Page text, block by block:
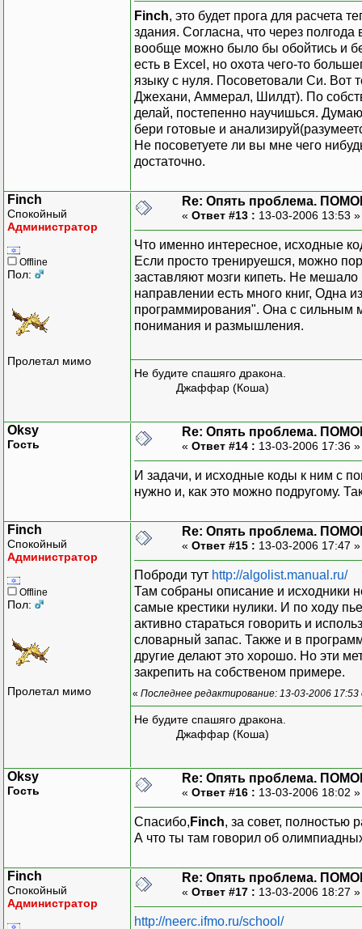
Finch, это будет прога для расчета
здания. Согласна, что через
вообще можно было бы обойтись и
есть в Excel, но охота чего-то
языку с нуля. Посоветовали Си. Вот
Джехани, Аммерал, Шилдт). По
делай, постепенно научишься.
бери готовые и
Не посоветуете ли вы мне чего
достаточно.
Finch
Спокойный
Администратор
Offline
Пол:
Пролетал мимо
Re: Опять проблема.
« Ответ #13 : 13-03-2006 13:53
Что именно интересное, исходные
Если просто тренируешся, можно
заставляют мозги кипеть. Не
направлении есть много книг, Одна
программирования". Она с сильным
понимания и размышления.
Не будите спашяго дракона.
Джаффар (Коша)
Oksy
Гость
Re: Опять проблема.
« Ответ #14 : 13-03-2006 17:36
И задачи, и исходные коды к ним с
нужно и, как это можно подругому.
Finch
Спокойный
Администратор
Offline
Пол:
Пролетал мимо
Re: Опять проблема.
« Ответ #15 : 13-03-2006 17:47
Поброди тут http://algolist.manual.ru/
Там собраны описание и исходники
самые крестики нулики. И по ходу
активно стараться говорить и
словарный запас. Также и в
другие делают это хорошо. Но эти
закрепить на собственом примере.
« Последнее редактирование: 13-03-2006
Не будите спашяго дракона.
Джаффар (Коша)
Oksy
Гость
Re: Опять проблема.
« Ответ #16 : 13-03-2006 18:02
Спасибо, Finch, за совет, полностью
А что ты там говорил об
Finch
Спокойный
Администратор
Re: Опять проблема.
« Ответ #17 : 13-03-2006 18:27
http://neerc.ifmo.ru/school/